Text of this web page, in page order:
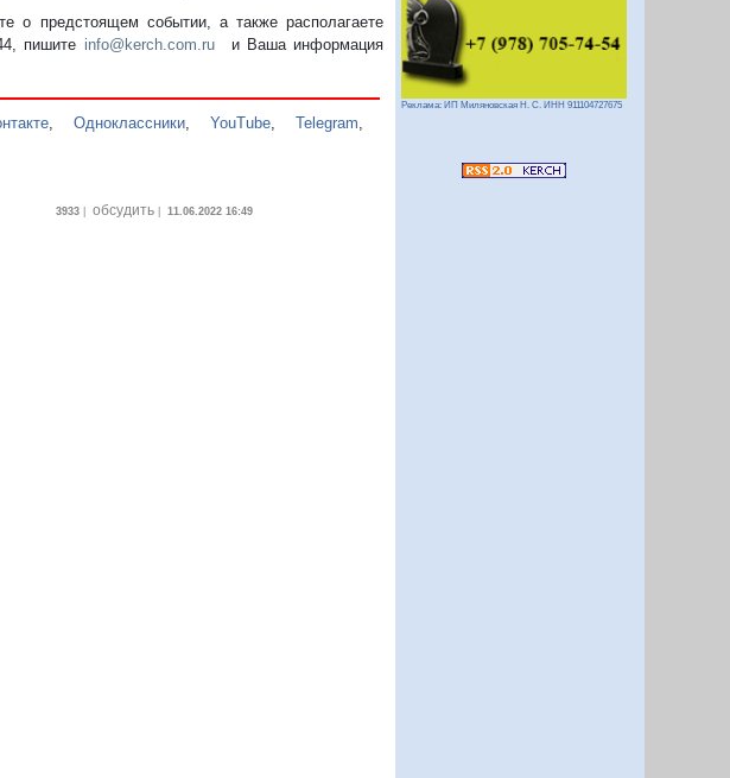
о предстоящем событии, а также располагаете
пишите info@kerch.com.ru и Ваша информация
Одноклассники ,YouTube ,Telegram
3933| обсудить| 11.06.2022 16:49
Реклама: ИП Миляновская Н. С. ИНН 911104727675